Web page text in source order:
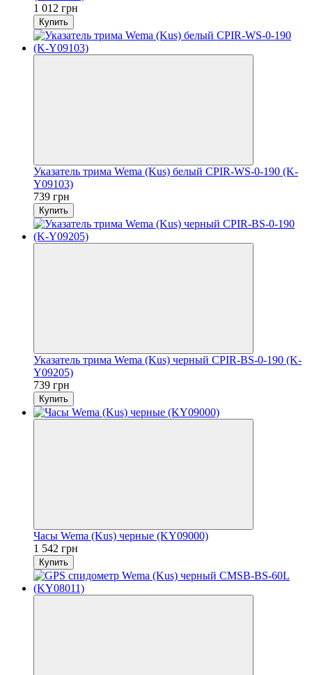
1 012 грн
Купить
Указатель трима Wema (Kus) белый CPIR-WS-0-190 (K-
Y09103)
739 грн
Купить
Указатель трима Wema (Kus) черный CPIR-BS-0-190 (K-
Y09205)
739 грн
Купить
Часы Wema (Kus) черные (KY09000)
1 542 грн
Купить